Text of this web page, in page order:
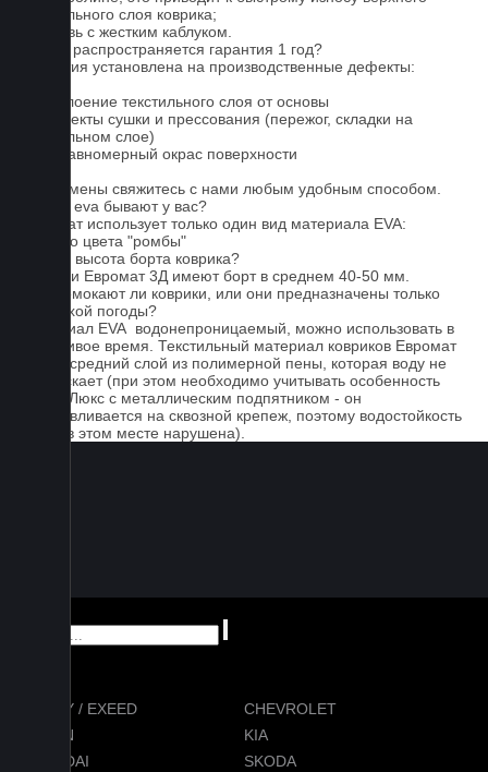
текстильного слоя коврика;
4. Обувь с жестким каблуком.
На что распространяется гарантия 1 год?
Гарантия установлена на производственные дефекты:
1. Отслоение текстильного слоя от основы
2. Дефекты сушки и прессования (пережог, складки на
текстильном слое)
3. Неравномерный окрас поверхности
Для замены свяжитесь с нами любым удобным способом.
Серые eva бывают у вас?
Евромат использует только один вид материала EVA:
черного цвета "ромбы"
Какова высота борта коврика?
Коврики Евромат 3Д имеют борт в среднем 40-50 мм.
Не промокают ли коврики, или они предназначены только
для сухой погоды?
Материал EVA водонепроницаемый, можно использовать в
дождливое время. Текстильный материал ковриков Евромат
имеет средний слой из полимерной пены, которая воду не
пропускает (при этом необходимо учитывать особенность
серии Люкс с металлическим подпятником - он
устанавливается на сквозной крепеж, поэтому водостойкость
ковра в этом месте нарушена).
CHERY / EXEED
CHEVROLET
RAVON
KIA
HYUNDAI
SKODA